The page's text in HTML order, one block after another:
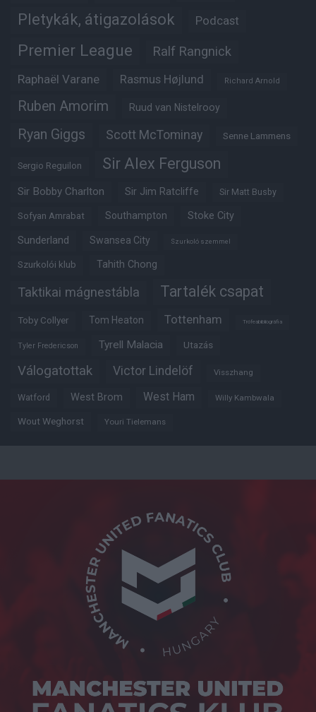
Pletykák, átigazolások Podcast
Premier League Ralf Rangnick
Raphaël Varane Rasmus Højlund Richard Arnold
Ruben Amorim Ruud van Nistelrooy
Ryan Giggs Scott McTominay Senne Lammens
Sergio Reguilon Sir Alex Ferguson
Sir Bobby Charlton Sir Jim Ratcliffe Sir Matt Busby
Sofyan Amrabat Southampton Stoke City
Sunderland Swansea City Szurkoló szemmel
Szurkolói klub Tahith Chong
Taktikai mágnestábla Tartalék csapat
Toby Collyer Tom Heaton Tottenham Trófeabibliográfia
Tyler Fredericson Tyrell Malacia Utazás
Válogatottak Victor Lindelöf Visszhang
Watford West Brom West Ham Willy Kambwala
Wout Weghorst Youri Tielemans